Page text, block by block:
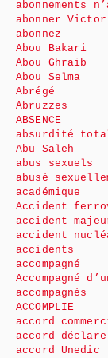
abonnements
abonner Victor
abonnez
Abou Bakari
Abou Ghraib
Abou Selma
Abrégé
Abruzzes
ABSENCE
absurdité
Abu Saleh
abus sexuels
abusé
académique
Accident
accident
accident
accidents
accompagné
Accompagné
accompagnés
ACCOMPLIE
accord
accord déclare
accord Unedic